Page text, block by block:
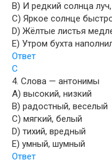
B) И редкий солнца
C) Яркое солнце
D) Жёлтые листья
E) Утром бухта
Ответ
С
4. Слова — антонимы
A) высокий, низкий
B) радостный, веселый
C) мягкий, белый
D) тихий, вредный
E) умный, шумный
Ответ